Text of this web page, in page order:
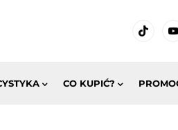
CO KUPIĆ?